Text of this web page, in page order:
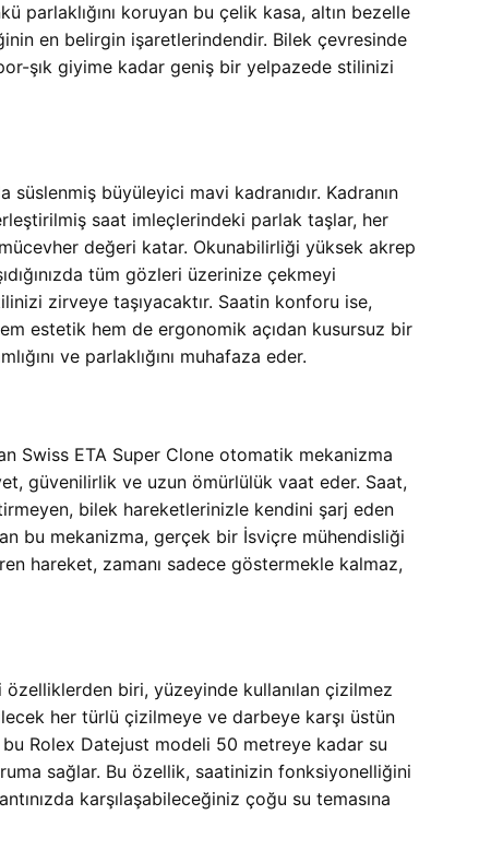
parlaklığını koruyan bu çelik kasa, altın bezelle
en belirgin işaretlerindendir. Bilek çevresinde
şık giyime kadar geniş bir yelpazede stilinizi
büyüleyici mavi kadranıdır. Kadranın
saat imleçlerindeki parlak taşlar, her
değeri katar. Okunabilirliği yüksek akrep
tüm gözleri üzerinize çekmeyi
zirveye taşıyacaktır. Saatin konforu ise,
estetik hem de ergonomik açıdan kusursuz bir
ve parlaklığını muhafaza eder.
Swiss ETA Super Clone otomatik mekanizma
güvenilirlik ve uzun ömürlülük vaat eder. Saat,
bilek hareketlerinizle kendini şarj eden
bu mekanizma, gerçek bir İsviçre mühendisliği
hareket, zamanı sadece göstermekle kalmaz,
biri, yüzeyinde kullanılan çizilmez
her türlü çizilmeye ve darbeye karşı üstün
Rolex Datejust modeli 50 metreye kadar su
sağlar. Bu özellik, saatinizin fonksiyonelliğini
karşılaşabileceğiniz çoğu su temasına